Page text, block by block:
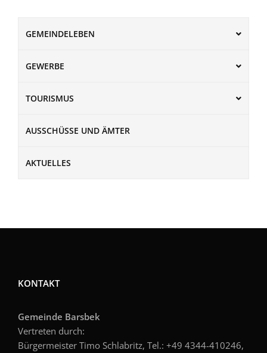
GEMEINDELEBEN
GEWERBE
TOURISMUS
AUSSCHÜSSE UND ÄMTER
AKTUELLES
KONTAKT
Gemeinde Barsbek
Vertreten durch:
Bürgermeister Timo Schlabritz, Tel.: +49 4344-410246,